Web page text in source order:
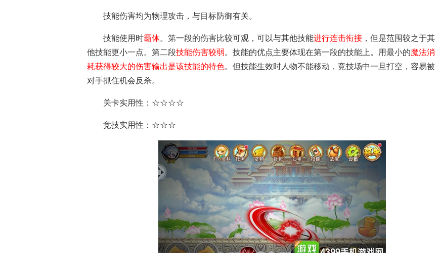
技能伤害均为物理攻击，与目标防御有关。
技能使用时霸体。第一段的伤害比较可观，可以与其他技能进行连击衔接 ，但是范围较之于其
他技能更小一点。第二段技能伤害较弱。技能的优点主要体现在第一段的技能上。用最小的魔法消
耗获得较大的伤害输出是该技能的特色。但技能生效时人物不能移动，竞技场中一旦打空，容易被
对手抓住机会反杀。
关卡实用性：☆☆☆☆
竞技实用性：☆☆☆